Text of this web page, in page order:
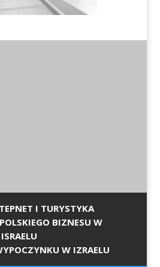
I TURYSTYKA
BIZNESU W
ISRAELU
W IZRAELU